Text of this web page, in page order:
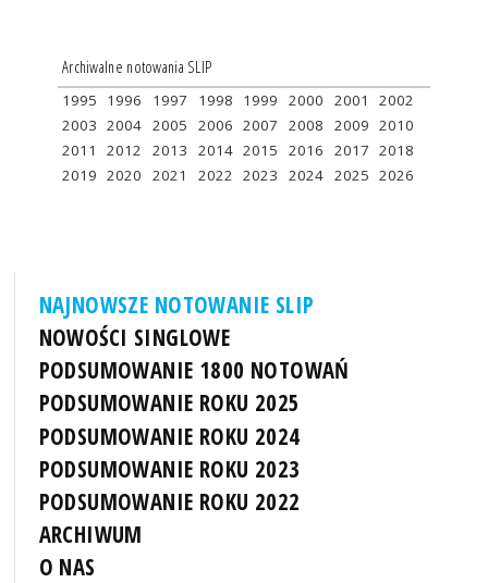
Archiwalne notowania SLIP
1995 1996 1997 1998 1999 2000 2001
2002
2003 2004 2005 2006 2007 2008 2009 2010
2011
2012 2013 2014 2015 2016 2017 2018
2019 2020 2021 2022 2023 2024 2025 2026
NAJNOWSZE NOTOWANIE SLIP
NOWOŚCI SINGLOWE
PODSUMOWANIE 1800 NOTOWAŃ
PODSUMOWANIE ROKU 2025
PODSUMOWANIE ROKU 2024
PODSUMOWANIE ROKU 2023
PODSUMOWANIE ROKU 2022
ARCHIWUM
O NAS